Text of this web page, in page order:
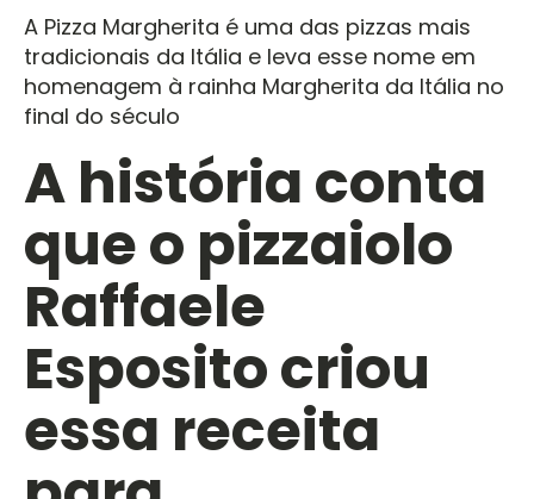
A Pizza Margherita é uma das pizzas mais
tradicionais da Itália e leva esse nome em
homenagem à rainha Margherita da Itália no
final do século
A história conta
que o pizzaiolo
Raffaele
Esposito criou
essa receita